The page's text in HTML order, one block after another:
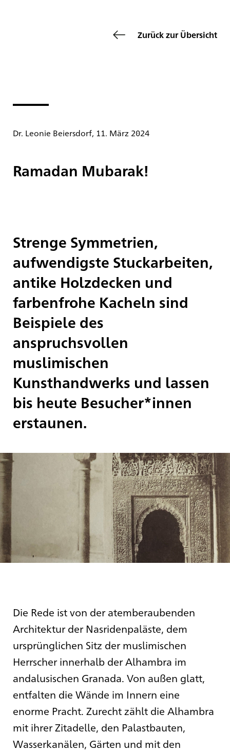
Zurück zur Übersicht
Dr. Leonie Beiersdorf, 11. März 2024
Ramadan Mubarak!
Strenge Symmetrien,
aufwendigste Stuckarbeiten,
antike Holzdecken und
farbenfrohe Kacheln sind
Beispiele des
anspruchsvollen
muslimischen
Kunsthandwerks und lassen
bis heute Besucher*innen
erstaunen.
Die Rede ist von der atemberaubenden
Architektur der Nasridenpaläste, dem
ursprünglichen Sitz der muslimischen
Herrscher innerhalb der Alhambra im
andalusischen Granada. Von außen glatt,
entfalten die Wände im Innern eine
enorme Pracht. Zurecht zählt die Alhambra
mit ihrer Zitadelle, den Palastbauten,
Wasserkanälen, Gärten und mit den